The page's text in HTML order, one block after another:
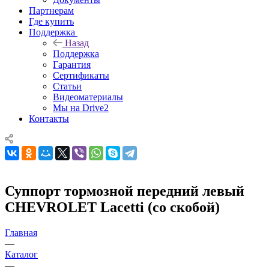
Партнерам
Где купить
Поддержка
Назад
Поддержка
Гарантия
Сертификаты
Статьи
Видеоматериалы
Мы на Drive2
Контакты
Суппорт тормозной передний левый
CHEVROLET Lacetti (со скобой)
Главная
—
Каталог
—